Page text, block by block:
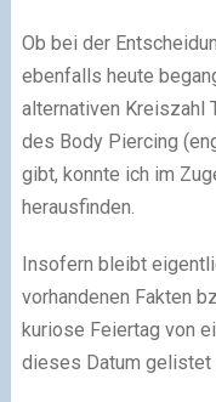
Ob bei der
ebenfalls heute
alternativen Kreiszahl
des Body Piercing
gibt, konnte ich im
herausfinden.
Insofern bleibt
vorhandenen Fakten
kuriose Feiertag von
dieses Datum gelistet